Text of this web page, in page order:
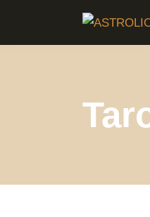
Skip to main content